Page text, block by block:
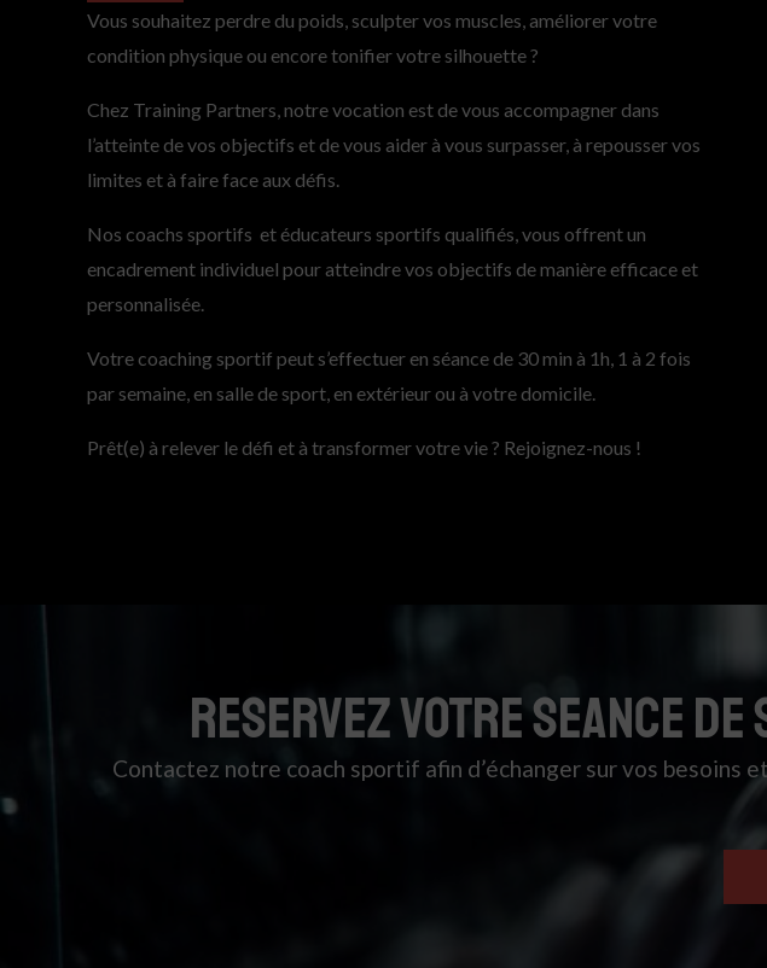
Vous souhaitez perdre du poids, sculpter vos muscles, améliorer votre
condition physique ou encore tonifier votre silhouette ?
Chez Training Partners, notre vocation est de vous accompagner dans
l’atteinte de vos objectifs et de vous aider à vous surpasser, à repousser vos
limites et à faire face aux défis.
Nos coachs sportifs et éducateurs sportifs qualifiés, vous offrent un
encadrement individuel pour atteindre vos objectifs de manière efficace et
personnalisée.
Votre coaching sportif peut s’effectuer en séance de 30 min à 1h, 1 à 2 fois
par semaine, en salle de sport, en extérieur ou à votre domicile.
Prêt(e) à relever le défi et à transformer votre vie ? Rejoignez-nous !
RESERVEZ VOTRE SEANCE
Contactez notre coach sportif afin d’échanger sur vos